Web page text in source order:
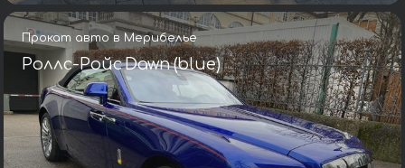
Прокат авто в Мерибелье
Роллс-Ройс Dawn (blue)